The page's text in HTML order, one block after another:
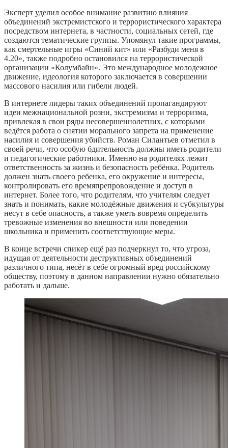
Эксперт уделил особое внимание развитию влияния
объединений экстремистского и террористического характера
посредством интернета, в частности, социальных сетей, где
создаются тематические группы. Упомянул такие программы,
как смертельные игры «Синий кит» или «Разбуди меня в
4.20», также подробно остановился на террористической
организации «Колумбайн». Это международное молодежное
движение, идеология которого заключается в совершении
массового насилия или гибели людей.
В интернете лидеры таких объединений пропагандируют
идеи межнациональной розни, экстремизма и терроризма,
привлекая в свои ряды несовершеннолетних, с которыми
ведётся работа о снятии морального запрета на применение
насилия и совершения убийств. Роман Силантьев отметил в
своей речи, что особую бдительность должны иметь родители
и педагогические работники. Именно на родителях лежит
ответственность за жизнь и безопасность ребёнка. Родитель
должен знать своего ребенка, его окружение и интересы,
контролировать его времяпрепровождение и доступ в
интернет. Более того, что родителям, что учителям следует
знать и понимать, какие молодёжные движения и субкультуры
несут в себе опасность, а также уметь вовремя определить
тревожные изменения во внешности или поведении
школьника и применить соответствующие меры.
В конце встречи спикер ещё раз подчеркнул то, что угроза,
идущая от деятельности деструктивных объединений
различного типа, несёт в себе огромный вред российскому
обществу, поэтому в данном направлении нужно обязательно
работать и дальше.